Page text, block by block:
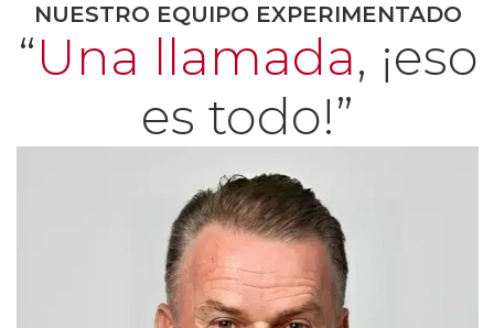
NUESTRO EQUIPO EXPERIMENTADO
“Una llamada, ¡eso
es todo!”